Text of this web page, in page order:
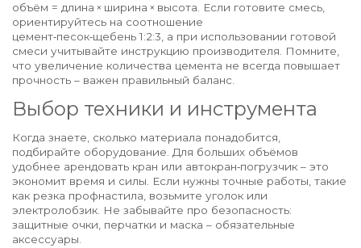
объём = длина × ширина × высота. Если готовите смесь,
ориентируйтесь на соотношение
цемент‑песок‑щебень 1:2:3, а при использовании готовой
смеси учитывайте инструкцию производителя. Помните,
что увеличение количества цемента не всегда повышает
прочность – важен правильный баланс.
Выбор техники и инструмента
Когда знаете, сколько материала понадобится,
подбирайте оборудование. Для больших объёмов
удобнее арендовать кран или автокран‑погрузчик – это
экономит время и силы. Если нужны точные работы, такие
как резка профнастила, возьмите уголок или
электролобзик. Не забывайте про безопасность:
защитные очки, перчатки и маска – обязательные
аксессуары.